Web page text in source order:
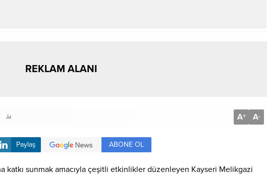
REKLAM ALANI
A+ A-
Paylaş ABONE OL
katkı sunmak amacıyla çeşitli etkinlikler düzenleyen Kayseri Melikgazi